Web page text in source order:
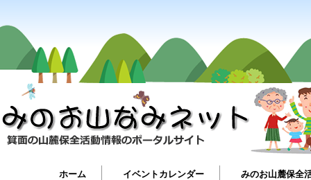
ホーム イベントカレンダー みのお山麓保全